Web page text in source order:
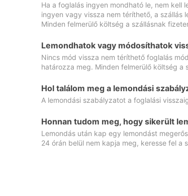
Ha a foglalás ingyen mondható le, nem kell
ingyen vagy vissza nem téríthető, a szállás
Minden felmerülő költség a szállásnak
Lemondhatok vagy módosíthatok
Nincs mód vissza nem téríthető foglalás
határozza meg. Minden felmerülő költség a
Hol találom meg a lemondási
A lemondási szabályzatot a foglalási
Honnan tudom meg, hogy sikerült
Lemondás után kap egy lemondást
24 órán belül nem kapja meg, keresse fel